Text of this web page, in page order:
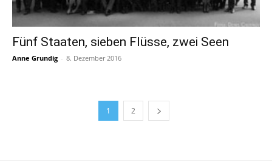
Fünf Staaten, sieben Flüsse, zwei Seen
Anne Grundig - 8. Dezember 2016
1 2